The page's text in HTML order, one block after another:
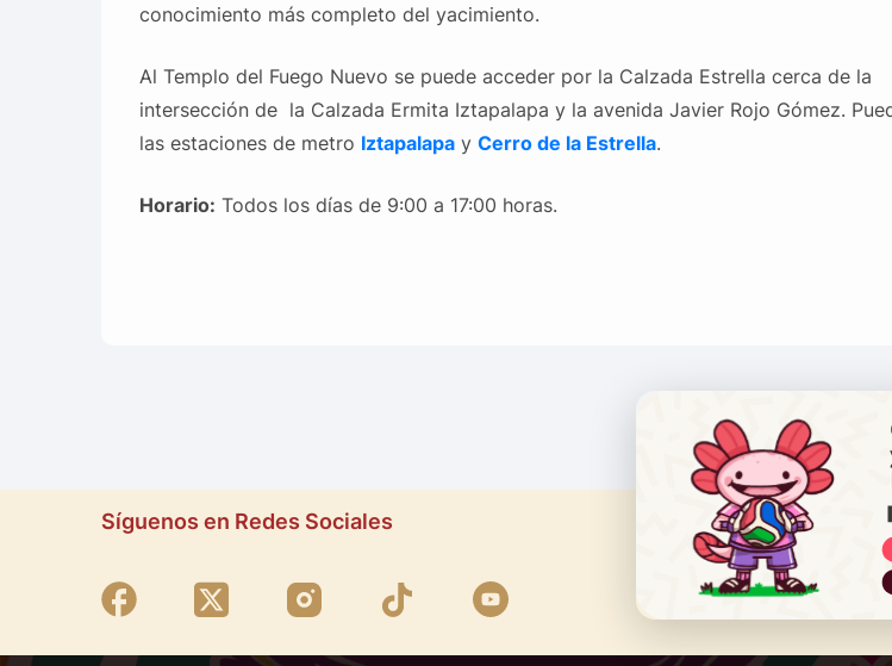
conocimiento más completo del yacimiento.
Al Templo del Fuego Nuevo se puede acceder por la Calzada Estrella cerca de la
intersección de la Calzada Ermita Iztapalapa y la avenida Javier Rojo Gómez.
las estaciones de metro Iztapalapay Cerro de la Estrella.
Horario: Todos los días de 9:00 a 17:00 horas.
Síguenos en Redes Sociales